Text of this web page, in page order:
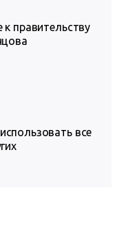
правительству
все